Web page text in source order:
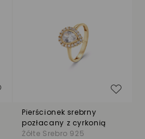
Dodaj do listy życzeń
Pierścionek srebrny
pozłacany z cyrkonią
Żółte Srebro 925